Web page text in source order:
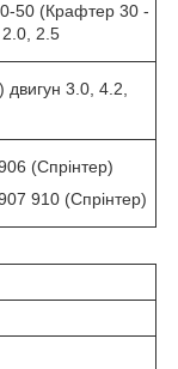
50 (Крафтер 30 -
2.0, 2.5
двигун 3.0, 4.2,
(Спрінтер)
910 (Спрінтер)